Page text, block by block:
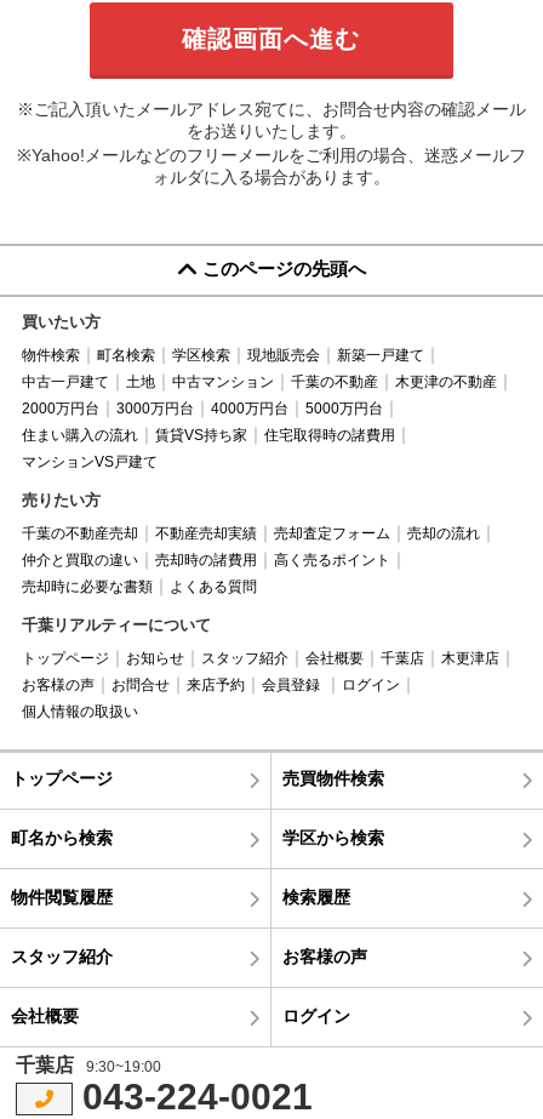
※ご記入頂いたメールアドレス宛てに、お問合せ内容の確認メール
をお送りいたします。
※Yahoo!メールなどのフリーメールをご利用の場合、迷惑メールフ
ォルダに入る場合があります。
このページの先頭へ
買いたい方
物件検索 町名検索 学区検索 現地販売会
新築一戸建て
中古一戸建て
土地 中古マンション 千葉の不動産
木更津の不動産
2000万円台
3000万円台 4000万円台
5000万円台
住まい購入の流れ
賃貸VS持ち家
住宅取得時の諸費用
マンションVS戸建て
売りたい方
千葉の不動産売却 不動産売却実績 売却査定フォーム
売却の流れ
仲介と買取の違い
売却時の諸費用
高く売るポイント
売却時に必要な書類
よくある質問
千葉リアルティーについて
トップページ お知らせ スタッフ紹介 会社概要 千葉店
木更津店
お客様の声
お問合せ 来店予約 会員登録
ログイン
個人情報の取扱い
トップページ 売買物件検索
町名から検索 学区から検索
物件閲覧履歴 検索履歴
スタッフ紹介 お客様の声
会社概要 ログイン
千葉店 9:30~19:00
043-224-0021